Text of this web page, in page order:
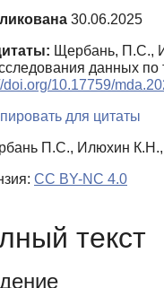
30.06.2025
Щербань, П.С.,
данных
doi.org/10.17759/
для цитаты
П.С., Илюхин К.Н.,
CC BY-NC 4.0
текст